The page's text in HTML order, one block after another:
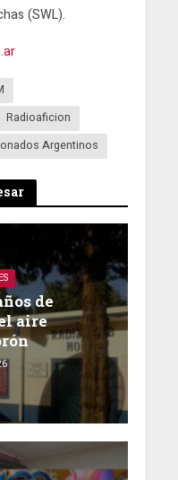
(SWL).
Radioaficion
Argentinos
de
aire